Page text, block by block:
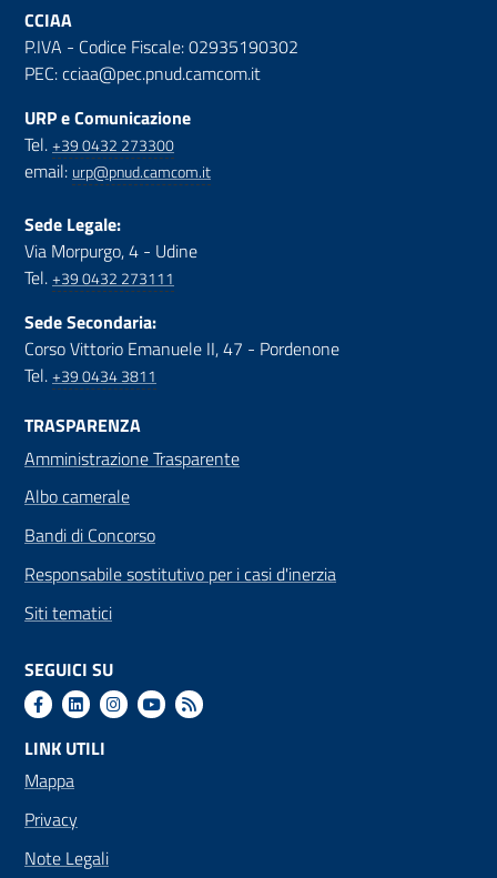
CCIAA
P.IVA - Codice Fiscale: 02935190302
PEC: cciaa@pec.pnud.camcom.it
URP e Comunicazione
Tel.+39 0432 273300
email: urp@pnud.camcom.it
Sede Legale:
Via Morpurgo, 4 - Udine
Tel.+39 0432 273111
Sede Secondaria:
Corso Vittorio Emanuele II, 47 - Pordenone
Tel.+39 0434 3811
TRASPARENZA
Amministrazione Trasparente
Albo camerale
Bandi di Concorso
Responsabile sostitutivo per i casi d'inerzia
Siti tematici
SEGUICI SU
LINK UTILI
Mappa
Privacy
Note Legali